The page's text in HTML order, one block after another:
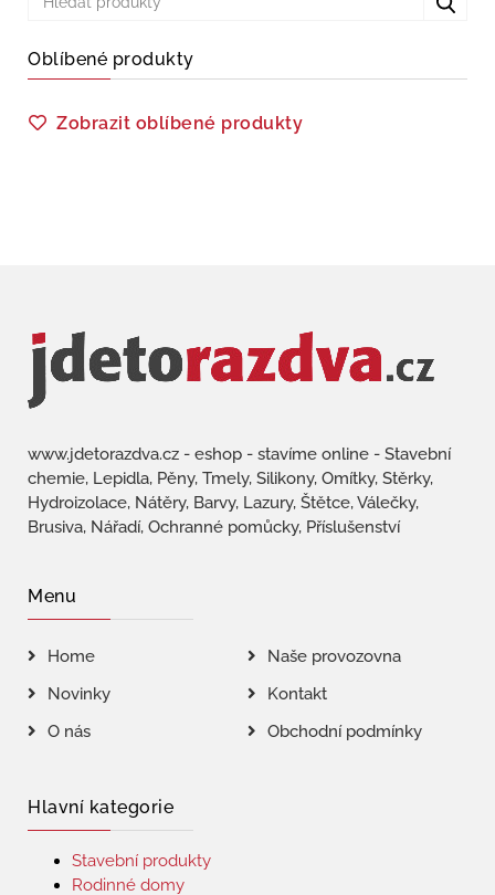
Oblíbené produkty
Zobrazit oblíbené produkty
www.jdetorazdva.cz - eshop - stavíme online - Stavební
chemie, Lepidla, Pěny, Tmely, Silikony, Omítky, Stěrky,
Hydroizolace, Nátěry, Barvy, Lazury, Štětce, Válečky,
Brusiva, Nářadí, Ochranné pomůcky, Příslušenství
Menu
Home
Naše provozovna
Novinky
Kontakt
O nás
Obchodní podmínky
Hlavní kategorie
Stavební produkty
Rodinné domy